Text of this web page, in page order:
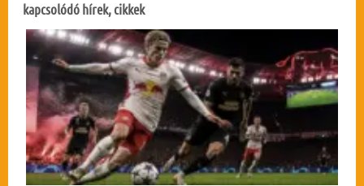
kapcsolódó hírek, cikkek